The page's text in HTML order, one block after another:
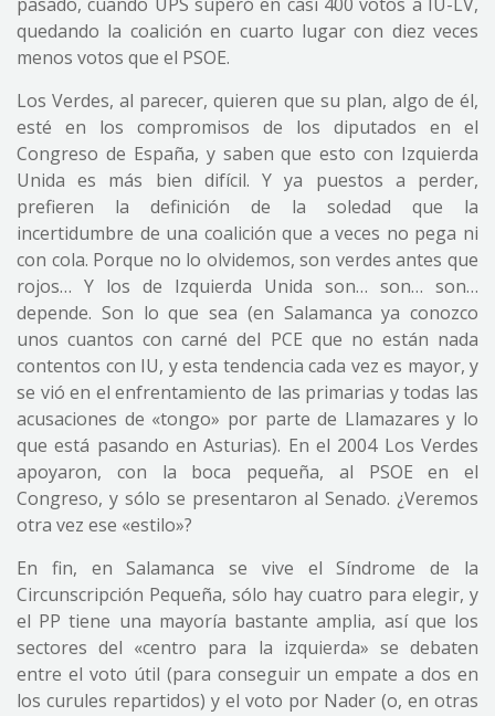
quedando la coalición en cuarto lugar con diez veces
menos votos que el PSOE.
Los Verdes, al parecer, quieren que su plan, algo de él,
esté en los compromisos de los diputados en el
Congreso de España, y saben que esto con Izquierda
Unida es más bien difícil. Y ya puestos a perder,
prefieren la definición de la soledad que la
incertidumbre de una coalición que a veces no pega ni
con cola. Porque no lo olvidemos, son verdes antes que
rojos… Y los de Izquierda Unida son… son… son…
depende. Son lo que sea (en Salamanca ya conozco
unos cuantos con carné del PCE que no están nada
contentos con IU, y esta tendencia cada vez es mayor, y
se vió en el enfrentamiento de las primarias y todas las
acusaciones de «tongo» por parte de Llamazares y lo
que está pasando en Asturias). En el 2004 Los Verdes
apoyaron, con la boca pequeña, al PSOE en el
Congreso, y sólo se presentaron al Senado. ¿Veremos
otra vez ese «estilo»?
En fin, en Salamanca se vive el Síndrome de la
Circunscripción Pequeña, sólo hay cuatro para elegir, y
el PP tiene una mayoría bastante amplia, así que los
sectores del «centro para la izquierda» se debaten
entre el voto útil (para conseguir un empate a dos en
los curules repartidos) y el voto por Nader (o, en otras